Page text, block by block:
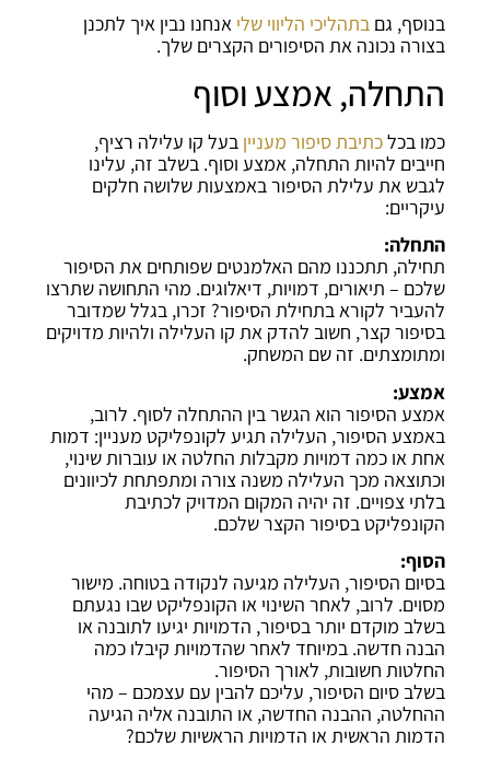
בנוסף, גםבתהליכי הליווי שליאנחנו נבין איך לתכנן
בצורה נכונה את הסיפורים הקצרים שלך.
התחלה, אמצע וסוף
כמו בכלכתיבת סיפור מעניין בעל קו עלילה רציף,
חייבים להיות התחלה, אמצע וסוף. בשלב זה, עלינו
לגבש את עלילת הסיפור באמצעות שלושה חלקים
עיקריים:
התחלה:
תחילה, תתכננו מהם האלמנטים שפותחים את הסיפור
שלכם – תיאורים, דמויות, דיאלוגים. מהי התחושה שתרצו
להעביר לקורא בתחילת הסיפור? זכרו, בגלל שמדובר
בסיפור קצר, חשוב להדק את קו העלילה ולהיות מדויקים
ומתומצתים. זה שם המשחק.
אמצע:
אמצע הסיפור הוא הגשר בין ההתחלה לסוף. לרוב,
באמצע הסיפור, העלילה תגיע לקונפליקט מעניין: דמות
אחת או כמה דמויות מקבלות החלטה או עוברות שינוי,
וכתוצאה מכך העלילה משנה צורה ומתפתחת לכיוונים
בלתי צפויים. זה יהיה המקום המדויק לכתיבת
הקונפליקט בסיפור הקצר שלכם.
הסוף:
בסיום הסיפור, העלילה מגיעה לנקודה בטוחה. מישור
מסוים. לרוב, לאחר השינוי או הקונפליקט שבו נגעתם
בשלב מוקדם יותר בסיפור, הדמויות יגיעו לתובנה או
הבנה חדשה. במיוחד לאחר שהדמויות קיבלו כמה
החלטות חשובות, לאורך הסיפור.
בשלב סיום הסיפור, עליכם להבין עם עצמכם – מהי
ההחלטה, ההבנה החדשה, או התובנה אליה הגיעה
הדמות הראשית או הדמויות הראשיות שלכם?